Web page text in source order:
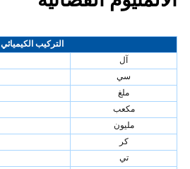
التركيب الكيميائي
آل
سي
ملغ
مكعب
مليون
كر
تي